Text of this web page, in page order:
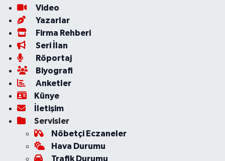
Video
Yazarlar
Firma Rehberi
Seri İlan
Röportaj
Biyografi
Anketler
Künye
İletişim
Servisler
Nöbetçi Eczaneler
Hava Durumu
Trafik Durumu